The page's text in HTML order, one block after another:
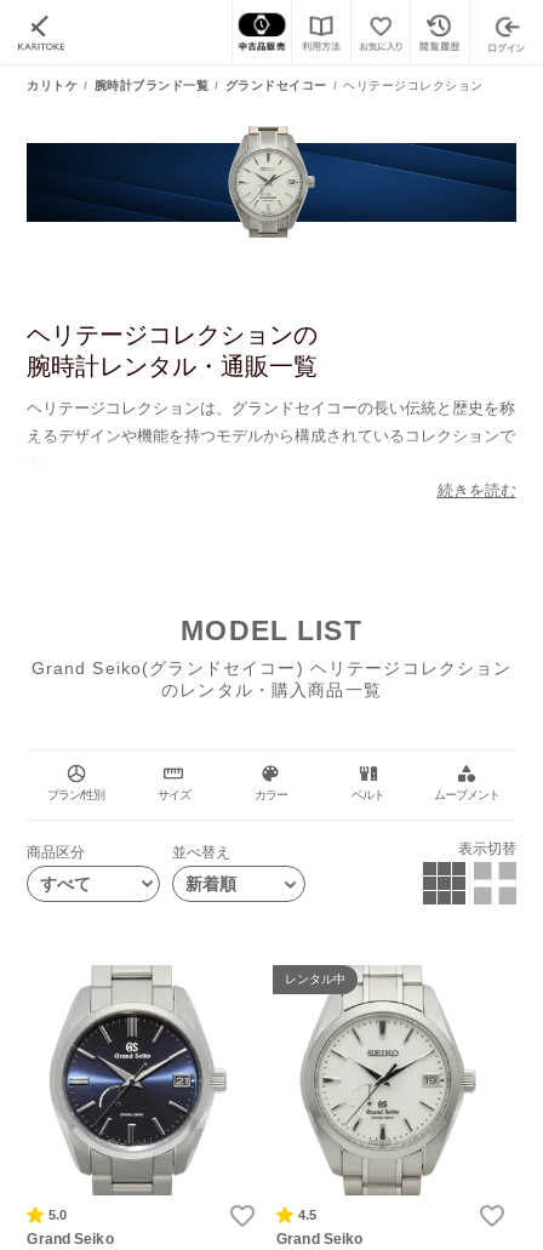
カリトケ 腕時計ブランド一覧 グランドセイコー ヘリテージコレクション
ヘリテージコレクションの
腕時計レンタル・通販一覧
続きを読む
ヘリテージコレクションは、グランドセイコーの長い伝統と歴史を称
えるデザインや機能を持つモデルから構成されているコレクションで
ブランドの過去のアイコニックなモデルや、それに関連するエレメン
波の模様などが文字盤やケースのデザインに反映されています。
ヘリテージコレクションは、グランドセイコーの伝統と現代技術の融
合を体現するコレクションと言えます。
MODEL LIST
Grand Seiko(グランドセイコー) ヘリテージコレクション
のレンタル・購入商品一覧
プラン/性別 サイズ カラー ベルト ムーブメント
商品区分
すべて
並べ替え 表示切替
5.0
Grand Seiko
レンタル中
4.5
Grand Seiko